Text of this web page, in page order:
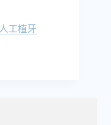
人工植牙